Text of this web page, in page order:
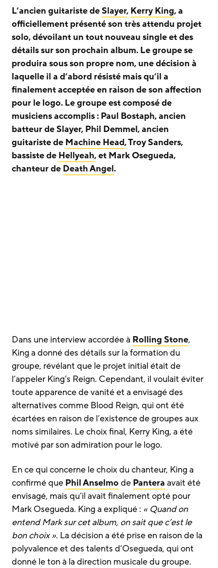
L’ancien guitariste deSlayer, Kerry King, a
officiellement présenté son très attendu projet
solo, dévoilant un tout nouveau single et des
détails sur son prochain album. Le groupe se
produira sous son propre nom, une décision à
laquelle il a d’abord résisté mais qu’il a
finalement acceptée en raison de son affection
pour le logo. Le groupe est composé de
musiciens accomplis : Paul Bostaph, ancien
batteur de Slayer, Phil Demmel, ancien
guitariste de Machine Head, Troy Sanders,
bassiste de Hellyeah, et Mark Osegueda,
chanteur de Death Angel.
Dans une interview accordée à Rolling Stone,
King a donné des détails sur la formation du
groupe, révélant que le projet initial était de
l’appeler King’s Reign. Cependant, il voulait éviter
toute apparence de vanité et a envisagé des
alternatives comme Blood Reign, qui ont été
écartées en raison de l’existence de groupes aux
noms similaires. Le choix final, Kerry King, a été
motivé par son admiration pour le logo.
En ce qui concerne le choix du chanteur, King a
confirmé que Phil Anselmo de Pantera avait été
envisagé, mais qu’il avait finalement opté pour
Mark Osegueda. King a expliqué : « Quand on
entend Mark sur cet album, on sait que c’est le
bon choix ». La décision a été prise en raison de la
polyvalence et des talents d’Osegueda, qui ont
donné le ton à la direction musicale du groupe.